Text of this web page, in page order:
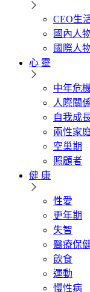
CEO生
國內人
國際人
心 靈
中年危
人際關
自我成
兩性家
空巢期
照顧者
健 康
性愛
更年期
失智
醫療保
飲食
運動
慢性病